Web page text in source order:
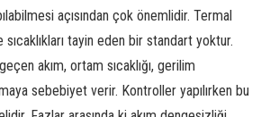
açısından çok önemlidir. Termal
tayin eden bir standart yoktur.
akım, ortam sıcaklığı, gerilim
sebebiyet verir. Kontroller yapılırken bu